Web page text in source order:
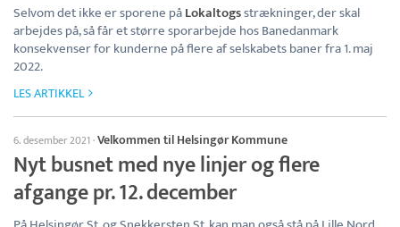
Selvom det ikke er sporene påLokaltogsstrækninger, der skal
arbejdes på, så får et større sporarbejde hos Banedanmark
konsekvenser for kunderne på flere af selskabets baner fra 1. maj
2022.
LES ARTIKKEL
6. desember 2021·Velkommen til Helsingør Kommune
Nyt busnet med nye linjer og flere
afgange pr. 12. december